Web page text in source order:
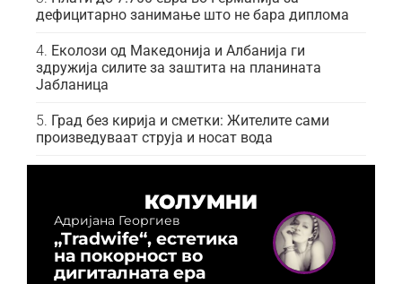
дефицитарно занимање што не бара диплома
Еколози од Македонија и Албанија ги
здружија силите за заштита на планината
Јабланица
Град без кирија и сметки: Жителите сами
произведуваат струја и носат вода
КОЛУМНИ
Адријана Георгиев
„Tradwife“, естетика
на покорност во
дигиталната ера